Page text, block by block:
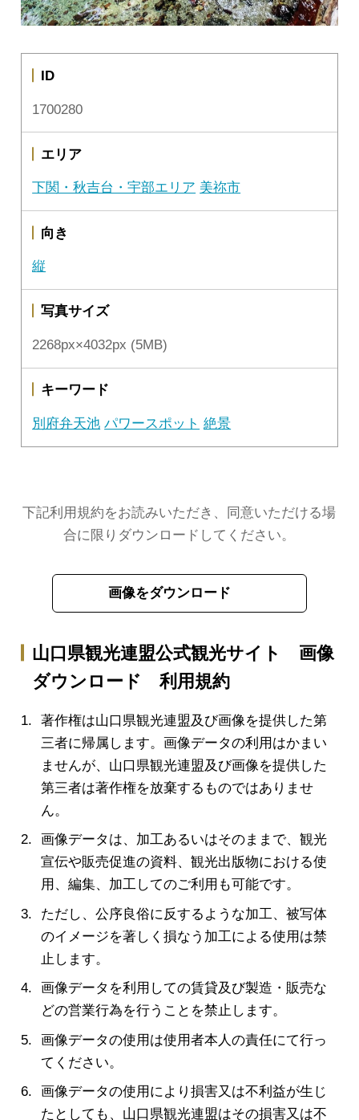
ID
1700280
エリア
下関・秋吉台・宇部エリア 美祢市
向き
縦
写真サイズ
2268px×4032px (5MB)
キーワード
別府弁天池 パワースポット 絶景
下記利用規約をお読みいただき、同意いただける場
合に限りダウンロードしてください。
画像をダウンロード
山口県観光連盟公式観光サイト 画像
ダウンロード 利用規約
著作権は山口県観光連盟及び画像を提供した第
三者に帰属します。画像データの利用はかまい
ませんが、山口県観光連盟及び画像を提供した
第三者は著作権を放棄するものではありませ
ん。
画像データは、加工あるいはそのままで、観光
宣伝や販売促進の資料、観光出版物における使
用、編集、加工してのご利用も可能です。
ただし、公序良俗に反するような加工、被写体
のイメージを著しく損なう加工による使用は禁
止します。
画像データを利用しての賃貸及び製造・販売な
どの営業行為を行うことを禁止します。
画像データの使用は使用者本人の責任にて行っ
てください。
画像データの使用により損害又は不利益が生じ
たとしても、山口県観光連盟はその損害又は不